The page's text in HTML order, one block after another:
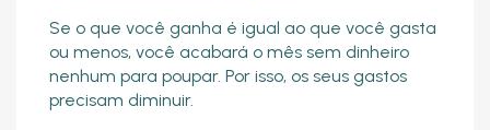
Se o que você ganha é igual ao que você gasta
ou menos, você acabará o mês sem dinheiro
nenhum para poupar. Por isso, os seus gastos
precisam diminuir.